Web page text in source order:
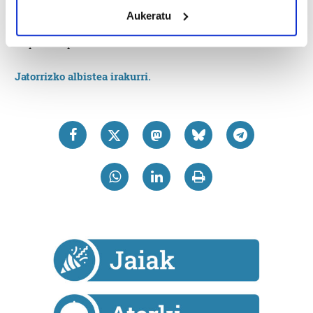
Identify your device by actively scanning it for
specific characteristics (fingerprinting)
and set your preferences in the
prozesatzen ditugu, zure IP zenbakia, besteak beste,
teknologia erabiliz, cookieak adibidez, iragarki eta eduki
neurtzeko, jendeari buruzko informazioa biltzeko eta
produktuak garatzeko. Zure datuak nork eta zertarako
Bazkide batzuek ez dizute baimenik eskatzen, eta beren
interes komertzial legitimoetan babesten dira. Ikusi gure
bazkideen zerrenda, beren ustez zein helburutarako
dezakezun ikusteko.
Aukeratu
Aldabe-Barrenetxea IV.a finalera pasa dira
Jatorrizko albistea irakurri.